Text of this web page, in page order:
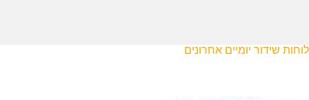
לוחות שידור יומיים אחרונים